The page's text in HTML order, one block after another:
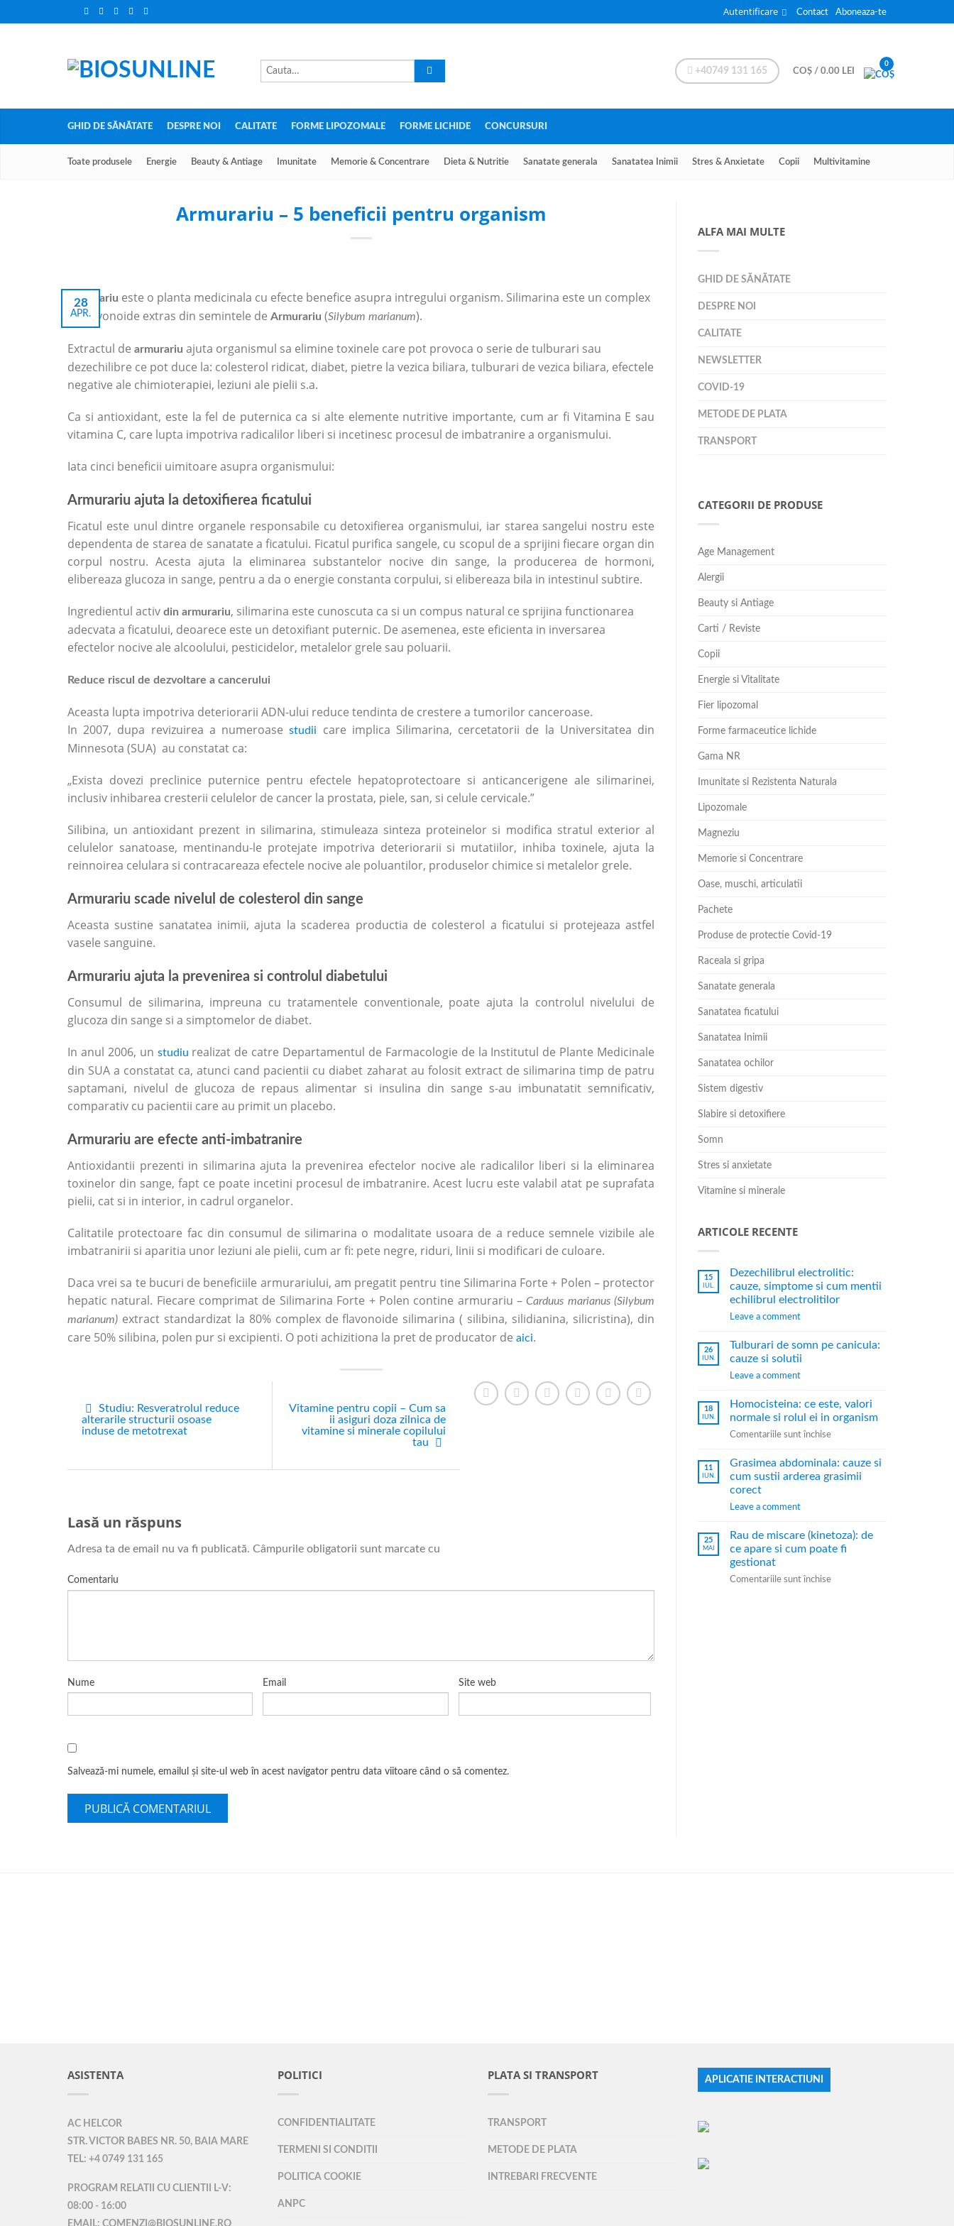
Autentificare Contact Aboneaza-te
+40749 131 165 COȘ / 0.00 LEI
0
GHID DE SĂNĂTATE DESPRE NOI CALITATE FORME LIPOZOMALE FORME LICHIDE CONCURSURI
Toate produsele Energie Beauty & Antiage Imunitate Memorie & Concentrare Dieta & Nutritie Sanatate generala Sanatatea Inimii Stres & Anxietate Copii Multivitamine
Armurariu – 5 beneficii pentru organism
28
APR.
Armurariu este o planta medicinala cu efecte benefice asupra intregului organism. Silimarina este un complex
de flavonoide extras din semintele de Armurariu (Silybum marianum).
Extractul de armurariu ajuta organismul sa elimine toxinele care pot provoca o serie de tulburari sau
dezechilibre ce pot duce la: colesterol ridicat, diabet, pietre la vezica biliara, tulburari de vezica biliara, efectele
negative ale chimioterapiei, leziuni ale pielii s.a.
Ca si antioxidant, este la fel de puternica ca si alte elemente nutritive importante, cum ar fi Vitamina E sau
vitamina C, care lupta impotriva radicalilor liberi si incetinesc procesul de imbatranire a organismului.
Iata cinci beneficii uimitoare asupra organismului:
Armurariu ajuta la detoxifierea ficatului
Ficatul este unul dintre organele responsabile cu detoxifierea organismului, iar starea sangelui nostru este
dependenta de starea de sanatate a ficatului. Ficatul purifica sangele, cu scopul de a sprijini fiecare organ din
corpul nostru. Acesta ajuta la eliminarea substantelor nocive din sange, la producerea de hormoni,
elibereaza glucoza in sange, pentru a da o energie constanta corpului, si elibereaza bila in intestinul subtire.
Ingredientul activ din armurariu, silimarina este cunoscuta ca si un compus natural ce sprijina functionarea
adecvata a ficatului, deoarece este un detoxifiant puternic. De asemenea, este eficienta in inversarea
efectelor nocive ale alcoolului, pesticidelor, metalelor grele sau poluarii.
Reduce riscul de dezvoltare a cancerului
Aceasta lupta impotriva deteriorarii ADN-ului reduce tendinta de crestere a tumorilor canceroase.
In 2007, dupa revizuirea a numeroasestudii
care implica Silimarina, cercetatorii de la Universitatea din
Minnesota (SUA) au constatat ca:
„Exista dovezi preclinice puternice pentru efectele hepatoprotectoare si anticancerigene ale silimarinei,
inclusiv inhibarea cresterii celulelor de cancer la prostata, piele, san, si celule cervicale.”
Silibina, un antioxidant prezent in silimarina, stimuleaza sinteza proteinelor si modifica stratul exterior al
celulelor sanatoase, mentinandu-le protejate impotriva deteriorarii si mutatiilor, inhiba toxinele, ajuta la
reinnoirea celulara si contracareaza efectele nocive ale poluantilor, produselor chimice si metalelor grele.
Armurariu scade nivelul de colesterol din sange
Aceasta sustine sanatatea inimii, ajuta la scaderea productia de colesterol a ficatului si protejeaza astfel
vasele sanguine.
Armurariu ajuta la prevenirea si controlul diabetului
Consumul de silimarina, impreuna cu tratamentele conventionale, poate ajuta la controlul nivelului de
glucoza din sange si a simptomelor de diabet.
In anul 2006, un studiu realizat de catre Departamentul de Farmacologie de la Institutul de Plante Medicinale
din SUA a constatat ca, atunci cand pacientii cu diabet zaharat au folosit extract de silimarina timp de patru
saptamani, nivelul de glucoza de repaus alimentar si insulina din sange s-au imbunatatit semnificativ,
comparativ cu pacientii care au primit un placebo.
Armurariu are efecte anti-imbatranire
Antioxidantii prezenti in silimarina ajuta la prevenirea efectelor nocive ale radicalilor liberi si la eliminarea
toxinelor din sange, fapt ce poate incetini procesul de imbatranire. Acest lucru este valabil atat pe suprafata
pielii, cat si in interior, in cadrul organelor.
Calitatile protectoare fac din consumul de silimarina o modalitate usoara de a reduce semnele vizibile ale
imbatranirii si aparitia unor leziuni ale pielii, cum ar fi: pete negre, riduri, linii si modificari de culoare.
Daca vrei sa te bucuri de beneficiile armurariului, am pregatit pentru tine Silimarina Forte + Polen – protector
hepatic natural. Fiecare comprimat de Silimarina Forte + Polen contine armurariu –Carduus marianus (Silybum
marianum) extract standardizat la 80% complex de flavonoide silimarina ( silibina, silidianina, silicristina), din
care 50% silibina, polen pur si excipienti. O poti achizitiona la pret de producator de aici.
Studiu: Resveratrolul reduce
alterarile structurii osoase
induse de metotrexat
Vitamine pentru copii – Cum sa
ii asiguri doza zilnica de
vitamine si minerale copilului
tau
Lasă un răspuns
Adresa ta de email nu va fi publicată. Câmpurile obligatorii sunt marcate cu
Comentariu
Nume Email Site web
Salvează-mi numele, emailul și site-ul web în acest navigator pentru data viitoare când o să comentez.
ALFA MAI MULTE
GHID DE SĂNĂTATE
DESPRE NOI
CALITATE
NEWSLETTER
COVID-19
METODE DE PLATA
TRANSPORT
CATEGORII DE PRODUSE
Age Management
Alergii
Beauty si Antiage
Carti / Reviste
Copii
Energie si Vitalitate
Fier lipozomal
Forme farmaceutice lichide
Gama NR
Imunitate si Rezistenta Naturala
Lipozomale
Magneziu
Memorie si Concentrare
Oase, muschi, articulatii
Pachete
Produse de protectie Covid-19
Raceala si gripa
Sanatate generala
Sanatatea ficatului
Sanatatea Inimii
Sanatatea ochilor
Sistem digestiv
Slabire si detoxifiere
Somn
Stres si anxietate
Vitamine si minerale
ARTICOLE RECENTE
15
IUL.
Dezechilibrul electrolitic:
cauze, simptome si cum mentii
echilibrul electrolitilor
Leave a comment
26
IUN.
Tulburari de somn pe canicula:
cauze si solutii
Leave a comment
18
IUN.
Homocisteina: ce este, valori
normale si rolul ei in organism
Comentariile sunt închise
11
IUN.
Grasimea abdominala: cauze si
cum sustii arderea grasimii
corect
Leave a comment
25
MAI
Rau de miscare (kinetoza): de
ce apare si cum poate fi
gestionat
Comentariile sunt închise
ASISTENTA
AC HELCOR
STR. VICTOR BABES NR. 50, BAIA MARE
TEL: +4 0749 131 165
PROGRAM RELATII CU CLIENTII L-V:
08:00 - 16:00
EMAIL: COMENZI@BIOSUNLINE.RO
POLITICI
CONFIDENTIALITATE
TERMENI SI CONDITII
POLITICA COOKIE
ANPC
PLATA SI TRANSPORT
TRANSPORT
METODE DE PLATA
INTREBARI FRECVENTE
APLICATIE INTERACTIUNI